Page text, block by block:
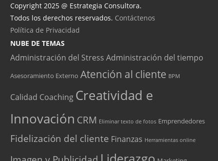
Copyright 2025 @ Estrategia Consultora.
Todos los derechos reservados. Contáctenos
Política de Privacidad
NUBE DE TEMAS
Administración del Stress Administración del tiempo
Asesoramiento Externo Atención al cliente BPM
Calidad Coaching Creatividad e
Innovación CRM Eliminar texto de fotos Emprendedores
Fidelización del cliente Finanzas Herramientas online